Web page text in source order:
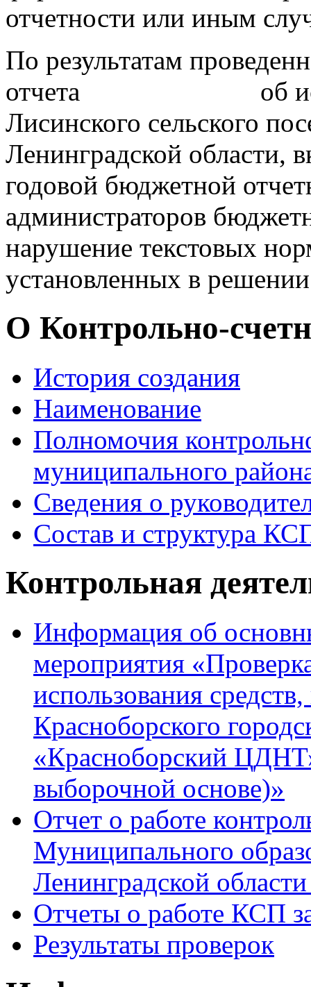
отчетности или иным
По результатам
отчета об
Лисинского сельского
Ленинградской области,
годовой бюджетной
администраторов
нарушение текстовых
установленных в
О Контрольно-
История создания
Наименование
Полномочия
муниципального
Сведения о
Состав и структура
Контрольная
Информация об
мероприятия
использования
Красноборского
«Красноборский
выборочной основе)»
Отчет о работе
Муниципального
Ленинградской
Отчеты о работе КСП
Результаты проверок